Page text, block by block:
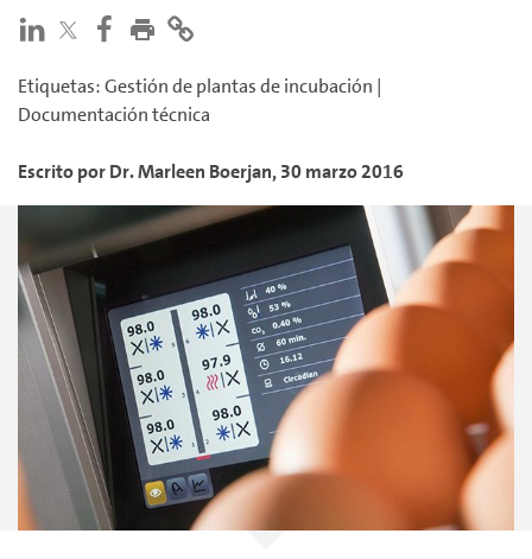
Etiquetas:Gestión de plantas de incubación |
Documentación técnica
Escrito porDr. Marleen Boerjan,30 marzo 2016